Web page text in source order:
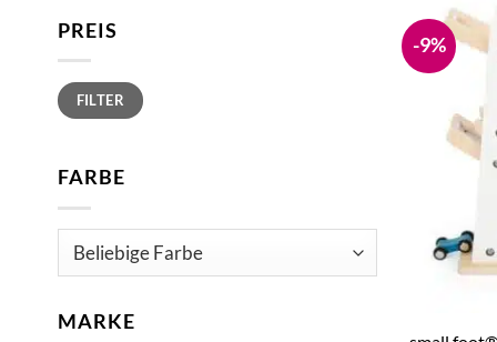
PREIS
Min.
Preis
Max.
PreisFILTER
FARBE
MARKE
-9%